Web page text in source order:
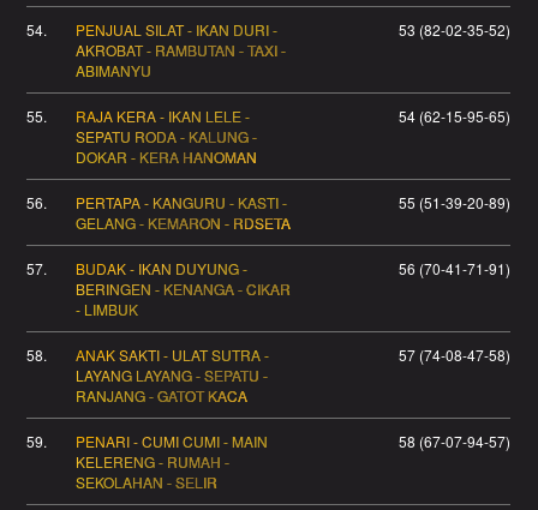
54.
PENJUAL SILAT - IKAN DURI -
AKROBAT - RAMBUTAN - TAXI -
ABIMANYU
53 (82-02-35-52)
55.
RAJA KERA - IKAN LELE -
SEPATU RODA - KALUNG -
DOKAR - KERA HANOMAN
54 (62-15-95-65)
56.
PERTAPA - KANGURU - KASTI -
GELANG - KEMARON - RDSETA
55 (51-39-20-89)
57.
BUDAK - IKAN DUYUNG -
BERINGEN - KENANGA - CIKAR
- LIMBUK
56 (70-41-71-91)
58.
ANAK SAKTI - ULAT SUTRA -
LAYANG LAYANG - SEPATU -
RANJANG - GATOT KACA
57 (74-08-47-58)
59.
PENARI - CUMI CUMI - MAIN
KELERENG - RUMAH -
SEKOLAHAN - SELIR
58 (67-07-94-57)